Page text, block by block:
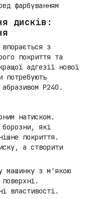
дисків:
з
покриття та
адгезії нової
потребують
P240.
натиском.
борозни, які
покриття.
а створити
машинку з м'якою
властивості.